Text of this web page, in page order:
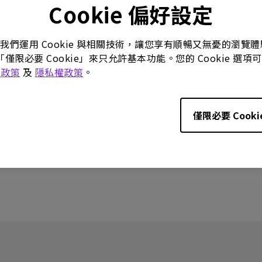
Cookie 偏好設定
們運用 Cookie 與相關技術，讓您享有順暢又無憂的瀏覽
限必要 Cookie」來只允許基本功能。您的 Cookie 選項
策 及 隱私權政策 。
僅限必要
Halo , ScreenBar Plus